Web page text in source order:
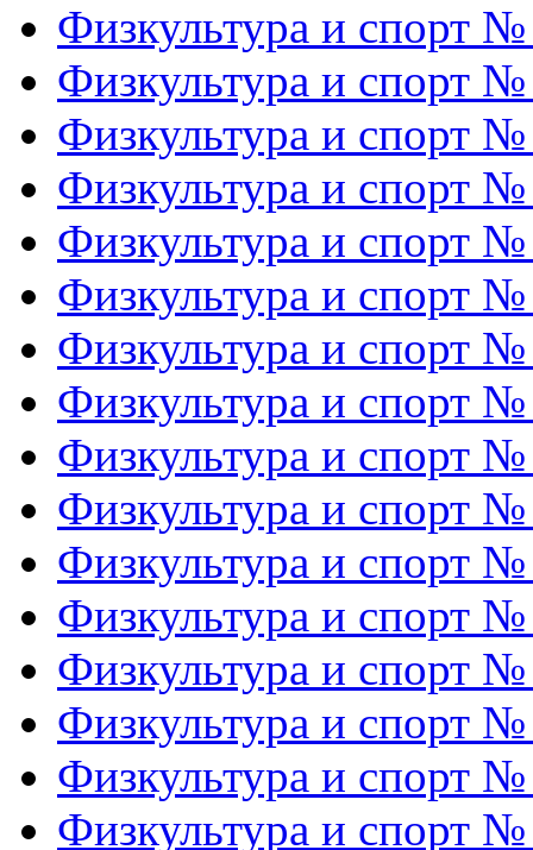
Физкультура и спорт
Физкультура и спорт
Физкультура и спорт
Физкультура и спорт
Физкультура и спорт
Физкультура и спорт
Физкультура и спорт
Физкультура и спорт
Физкультура и спорт
Физкультура и спорт
Физкультура и спорт
Физкультура и спорт
Физкультура и спорт
Физкультура и спорт
Физкультура и спорт
Физкультура и спорт